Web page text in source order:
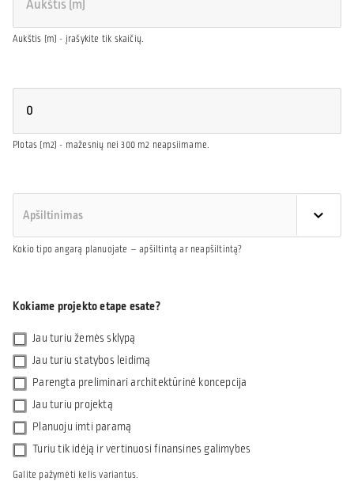
Aukštis (m) - įrašykite tik skaičių.
Plotas (m2) - mažesnių nei 300 m2 neapsiimame.
Kokio tipo angarą planuojate – apšiltintą ar neapšiltintą?
Kokiame projekto etape esate?
Jau turiu žemės sklypą
Jau turiu statybos leidimą
Parengta preliminari architektūrinė koncepcija
Jau turiu projektą
Planuoju imti paramą
Turiu tik idėją ir vertinuosi finansines galimybes
Galite pažymėti kelis variantus.